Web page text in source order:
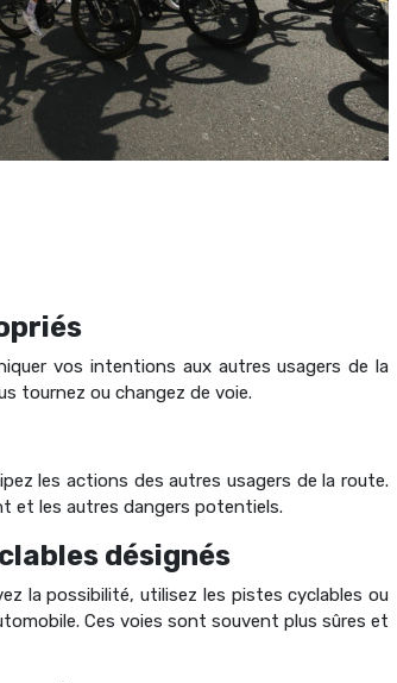
vos intentions aux autres usagers de la
tournez ou changez de voie.
les actions des autres usagers de la route.
et les autres dangers potentiels.
désignés
la possibilité, utilisez les pistes cyclables ou
Ces voies sont souvent plus sûres et